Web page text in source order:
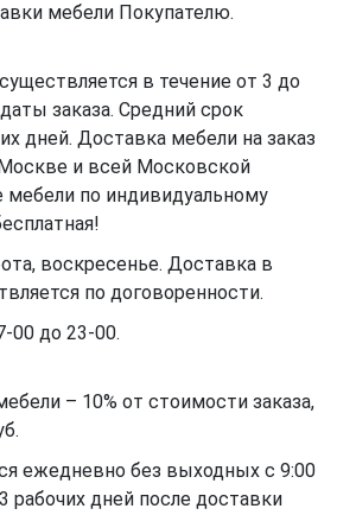
мебели Покупателю.
в течение от 3 до
заказа. Средний срок
дней. Доставка мебели на заказ
и всей Московской
мебели по индивидуальному
воскресенье. Доставка в
по договоренности.
00 до 23-00.
– 10% от стоимости заказа,
ежедневно без выходных с 9:00
рабочих дней после доставки